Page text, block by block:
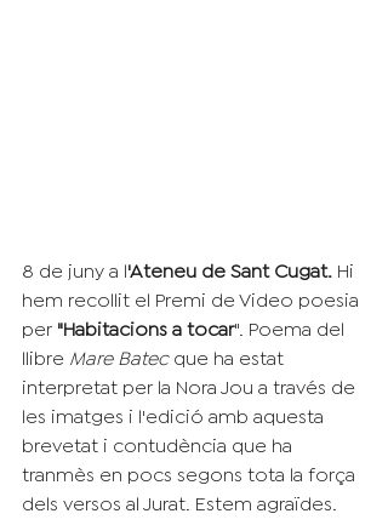
8 de juny a l'Ateneu de Sant Cugat. Hi
hem recollit el Premi de Video poesia
per "Habitacions a tocar". Poema del
llibre Mare Batec que ha estat
interpretat per la Nora Jou a través de
les imatges i l'edició amb aquesta
brevetat i contudència que ha
tranmès en pocs segons tota la força
dels versos al Jurat. Estem agraïdes.